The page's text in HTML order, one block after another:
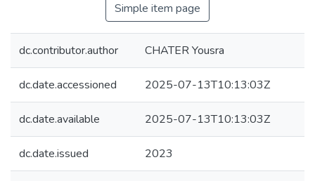
Simple item page
dc.contributor.author CHATER Yousra
dc.date.accessioned 2025-07-13T10:13:03Z
dc.date.available 2025-07-13T10:13:03Z
dc.date.issued 2023